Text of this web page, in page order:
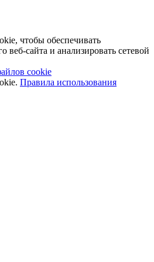
чтобы обеспечивать
веб-сайта и анализировать сетевой
cookie
Правила использования